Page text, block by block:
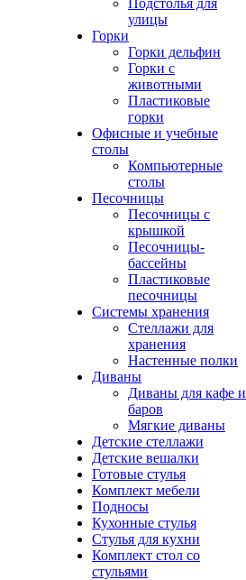
Подстолья для
улицы
Горки
Горки дельфин
Горки с
животными
Пластиковые
горки
Офисные и учебные
столы
Компьютерные
столы
Песочницы
Песочницы с
крышкой
Песочницы-
бассейны
Пластиковые
песочницы
Системы хранения
Стеллажи для
хранения
Настенные полки
Диваны
Диваны для кафе и
баров
Мягкие диваны
Детские стеллажи
Детские вешалки
Готовые стулья
Комплект мебели
Подносы
Кухонные стулья
Стулья для кухни
Комплект стол со
стульями